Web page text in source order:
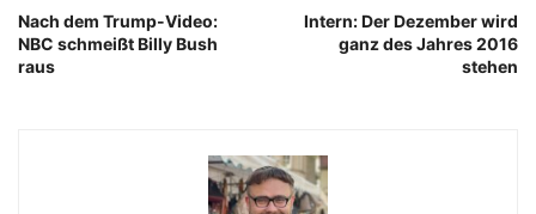
Nach dem Trump-Video:
NBC schmeißt Billy Bush
raus
Intern: Der Dezember wird
ganz des Jahres 2016
stehen